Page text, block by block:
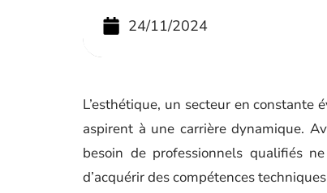
24/11/2024
L’esthétique, un secteur en
aspirent à une carrière dynamique.
besoin de professionnels qualifiés
d’acquérir des compétences